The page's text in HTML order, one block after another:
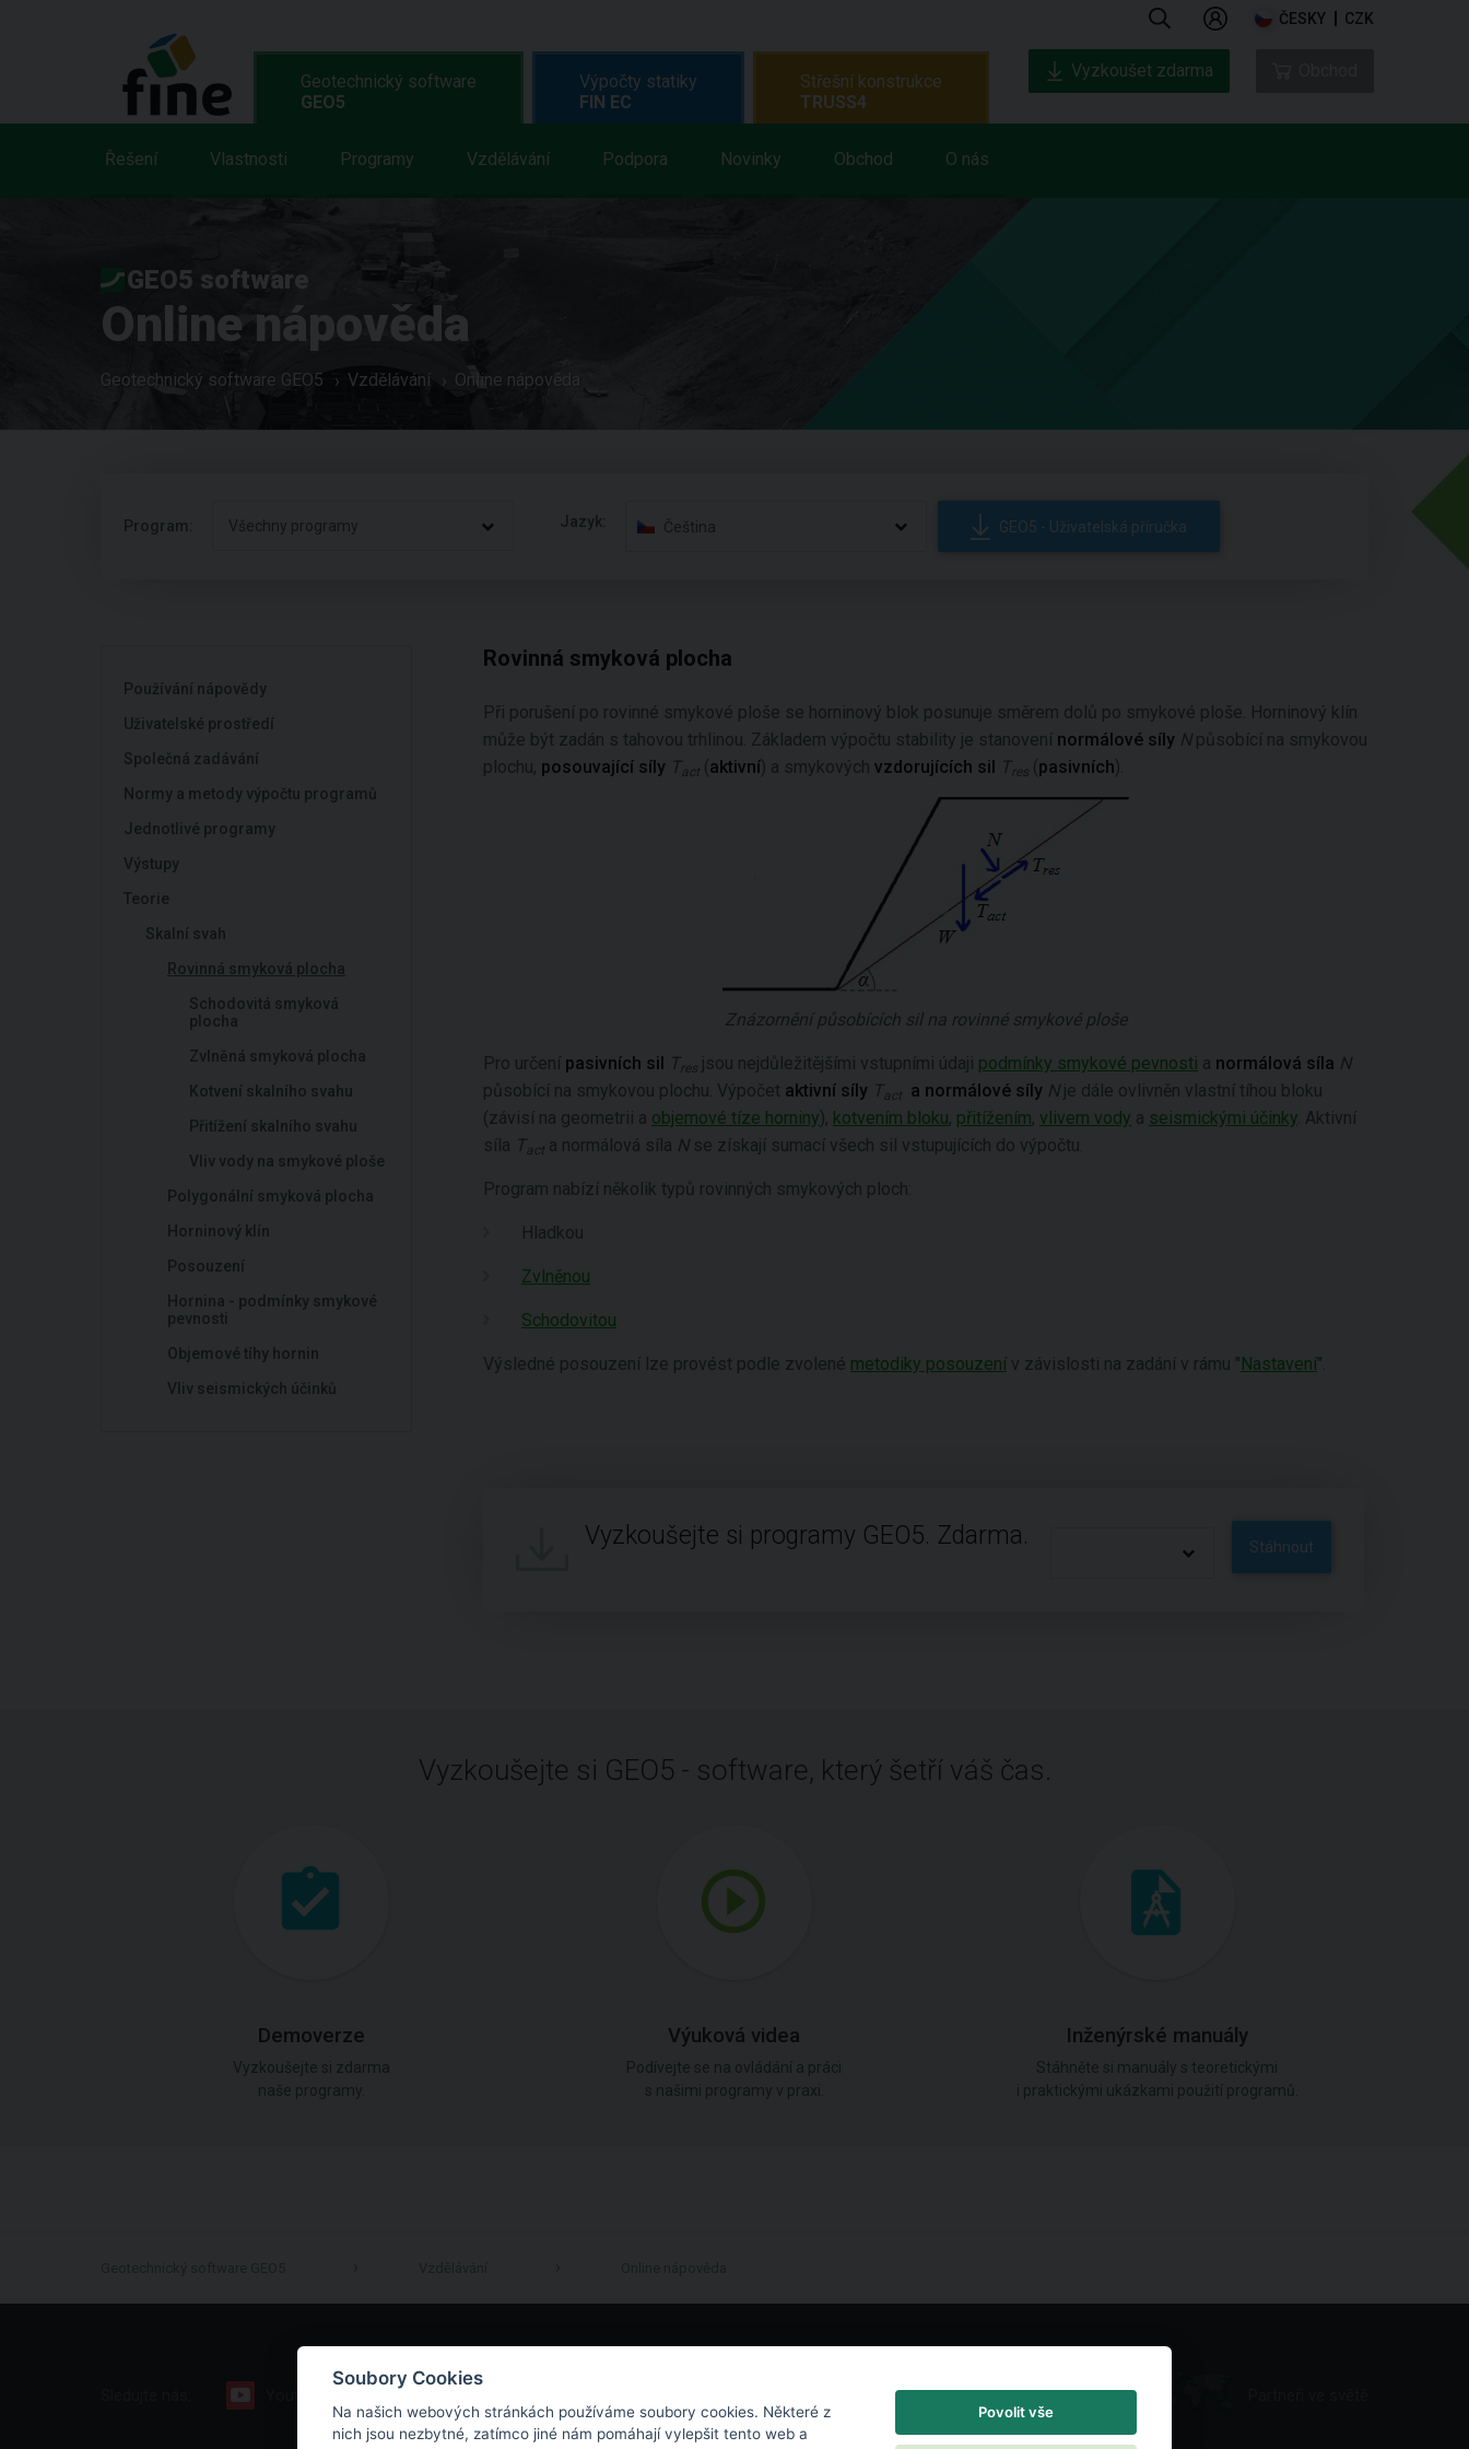
ČESKY CZK
Geotechnický software
GEO5
Řešení Vlastnosti Programy Vzdělávání Podpora Novinky Obchod O nás
Výpočty statiky
FIN EC
Střešní konstrukce
TRUSS4
Vyzkoušet zdarma
GEO5 software
Online nápověda
Geotechnický software GEO5 Vzdělávání Online nápověda
Program: Všechny programy Jazyk: Čeština GEO5 - Uživatelská příručka
Používání nápovědy
Uživatelské prostředí
Společná zadávání
Normy a metody výpočtu programů
Jednotlivé programy
Výstupy
Teorie
Skalní svah
Rovinná smyková plocha
Schodovitá smyková
plocha
Zvlněná smyková plocha
Kotvení skalního svahu
Přitížení skalního svahu
Vliv vody na smykové ploše
Polygonální smyková plocha
Horninový klín
Posouzení
Hornina - podmínky smykové
pevnosti
Objemové tíhy hornin
Vliv seismických účinků
Rovinná smyková plocha
Při porušení po rovinné smykové ploše se horninový blok posunuje směrem dolů po smykové ploše. Horninový klín
může být zadán s tahovou trhlinou. Základem výpočtu stability je stanovení normálové síly Npůsobící na smykovou
plochu, posouvající síly T act ( aktivní) a smykových vzdorujících sil Tres ( pasivních).
Znázornění působících sil na rovinné smykové ploše
Pro určení pasivních sil Tres jsou nejdůležitějšími vstupními údaji podmínky smykové pevnosti a normálová síla N
působící na smykovou plochu. Výpočet aktivní síly T act a normálové síly Nje dále ovlivněn vlastní tíhou bloku
(závisí na geometrii a objemové tíze horniny), kotvením bloku, přitížením, vlivem vody a seismickými účinky . Aktivní
síla T act a normálová síla Nse získají sumací všech sil vstupujících do výpočtu.
Program nabízí několik typů rovinných smykových ploch:
Hladkou
Zvlněnou
Schodovitou
Výsledné posouzení lze provést podle zvolené metodiky posouzení v závislosti na zadání v rámu "Nastavení".
Vyzkoušejte si programy GEO5. Zdarma. Stáhnout
Vyzkoušejte si GEO5 - software, který šetří váš čas.
Demoverze Výuková videa Inženýrské manuály
Soubory Cookies
Na našich webových stránkách používáme soubory cookies. Některé z
nich jsou nezbytné, zatímco jiné nám pomáhají vylepšit tento web a
Povolit vše